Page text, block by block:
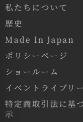
私たちについて
歴史
Made In Japan
ポリシーページ
ショールーム
イベントライブリー
特定商取引法に基
示